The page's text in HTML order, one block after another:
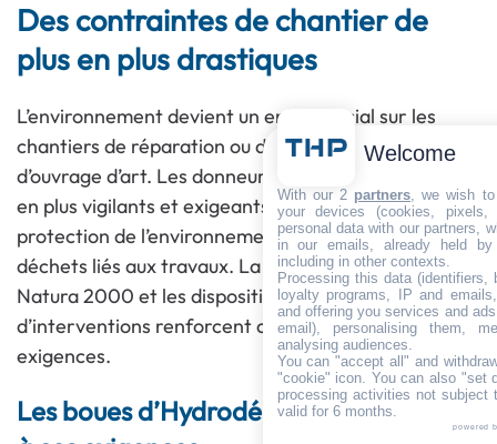
Des contraintes de chantier de
plus en plus drastiques
L’environnement devient un enjeu crucial sur les
chantiers de réparation ou de construction
d’ouvrage d’art. Les donneurs d’ordres sont de plus
en plus vigilants et exigeants en matière de
protection de l’environnement et de traitement des
déchets liés aux travaux. La loi sur l’eau, les sites
Natura 2000 et les dispositions de certaines zones
d’interventions renforcent ces dispositions et ces
exigences.
Les boues d’Hydrodémolition soumises
Welcome
With our 2 partners , we wish
your devices (cookies,
personal data with our partners,
in our emails, already held
including in other contexts.
Processing this data (identifiers,
loyalty programs, IP and
and offering you services and
email), personalising them,
analysing audiences.
You can "accept all" and
"cookie" icon . You can also "set
processing activities not subject
valid for 6 months.
powered